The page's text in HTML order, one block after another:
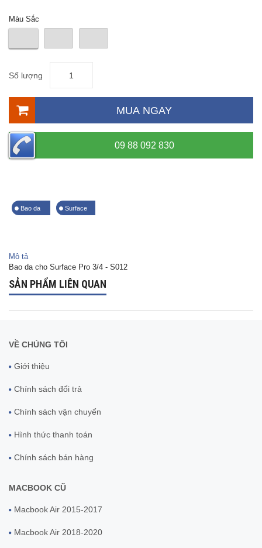
Màu Sắc
Số lượng
MUA NGAY
09 88 092 830
Bao da Surface
Mô tả
Bao da cho Surface Pro 3/4 - S012
SẢN PHẨM LIÊN QUAN
VỀ CHÚNG TÔI
Giới thiệu
Chính sách đổi trả
Chính sách vận chuyển
Hình thức thanh toán
Chính sách bán hàng
MACBOOK CŨ
Macbook Air 2015-2017
Macbook Air 2018-2020